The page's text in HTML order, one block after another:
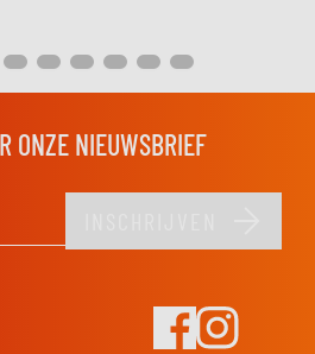
ONZE NIEUWSBRIEF